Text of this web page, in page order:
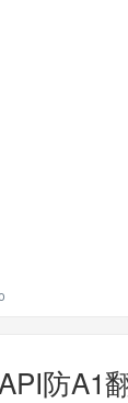
防A1